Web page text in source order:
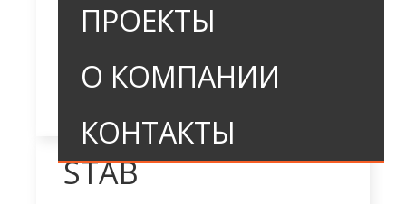
ПРОЕКТЫ
О КОМПАНИИ
КОНТАКТЫ
STAB